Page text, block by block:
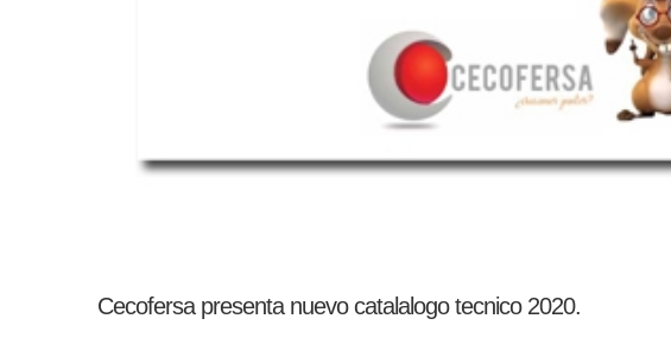
Cecofersa presenta nuevo catalalogo tecnico 2020.